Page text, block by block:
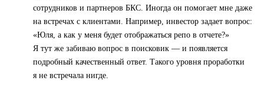
сотрудников и партнеров БКС. Иногда он помогает мне даже
на встречах с клиентами. Например, инвестор задает вопрос:
«Юля, а как у меня будет отображаться репо в отчете?»
Я тут же забиваю вопрос в поисковик — и появляется
подробный качественный ответ. Такого уровня проработки
я не встречала нигде.